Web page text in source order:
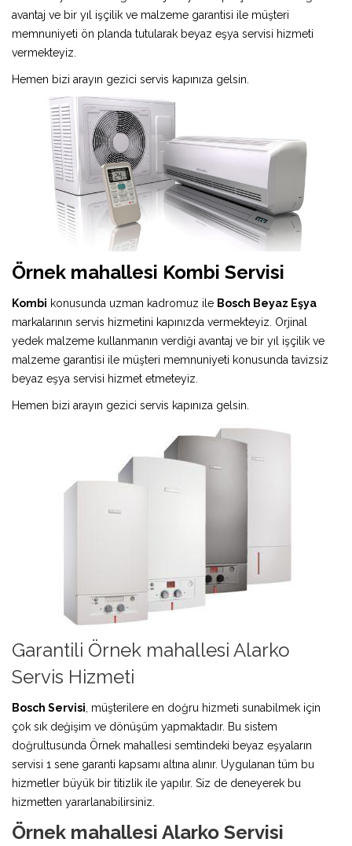
avantaj ve bir yıl işçilik ve malzeme garantisi ile müşteri
memnuniyeti ön planda tutularak beyaz eşya servisi hizmeti
vermekteyiz.
Hemen bizi arayın gezici servis kapınıza gelsin.
Örnek mahallesi Kombi Servisi
Kombi konusunda uzman kadromuz ile Bosch Beyaz Eşya
markalarının servis hizmetini kapınızda vermekteyiz. Orjinal
yedek malzeme kullanmanın verdiği avantaj ve bir yıl işçilik ve
malzeme garantisi ile müşteri memnuniyeti konusunda tavizsiz
beyaz eşya servisi hizmet etmeteyiz.
Hemen bizi arayın gezici servis kapınıza gelsin.
Garantili Örnek mahallesi Alarko
Servis Hizmeti
Bosch Servisi , müşterilere en doğru hizmeti sunabilmek için
çok sık değişim ve dönüşüm yapmaktadır. Bu sistem
doğrultusunda Örnek mahallesi semtindeki beyaz eşyaların
servisi 1 sene garanti kapsamı altına alınır. Uygulanan tüm bu
hizmetler büyük bir titizlik ile yapılır. Siz de deneyerek bu
hizmetten yararlanabilirsiniz.
Örnek mahallesi Alarko Servisi